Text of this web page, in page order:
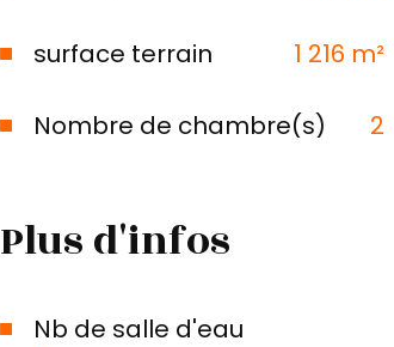
surface terrain 1 216 m²
Nombre de chambre(s) 2
Plus d'infos
Nb de salle d'eau